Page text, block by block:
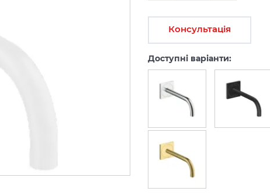
Консультація
Доступні варіанти: